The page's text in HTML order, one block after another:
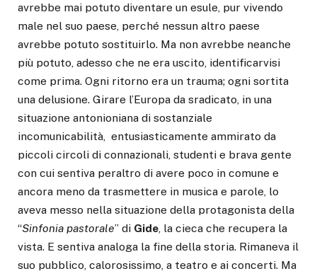
avrebbe mai potuto diventare un esule, pur vivendo
male nel suo paese, perché nessun altro paese
avrebbe potuto sostituirlo. Ma non avrebbe neanche
più potuto, adesso che ne era uscito, identificarvisi
come prima. Ogni ritorno era un trauma; ogni sortita
una delusione. Girare l’Europa da sradicato, in una
situazione antonioniana di sostanziale
incomunicabilità, entusiasticamente ammirato da
piccoli circoli di connazionali, studenti e brava gente
con cui sentiva peraltro di avere poco in comune e
ancora meno da trasmettere in musica e parole, lo
aveva messo nella situazione della protagonista della
“Sinfonia pastorale” di Gide, la cieca che recupera la
vista. E sentiva analoga la fine della storia. Rimaneva il
suo pubblico, calorosissimo, a teatro e ai concerti. Ma